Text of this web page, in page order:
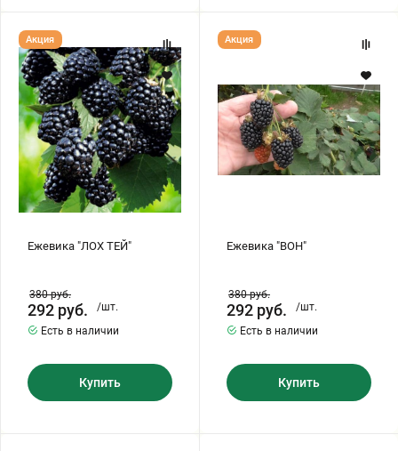
Ежевика
"ЛОХ
ТЕЙ"
Ежевика "ЛОХ ТЕЙ"
Акция
380руб.
292 руб.
/шт.
Есть в наличии
Купить
Ежевика
"ВОН"
Ежевика "ВОН"
Акция
380руб.
292 руб.
/шт.
Есть в наличии
Купить